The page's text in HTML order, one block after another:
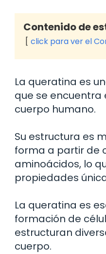
Contenido de
click para ver el
La queratina es
que se encuentra
cuerpo humano.
Su estructura es
forma a partir de
aminoácidos, lo
propiedades
La queratina es
formación de
estructuran
cuerpo.